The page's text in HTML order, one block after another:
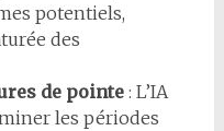
potentiels,
des
de pointe: L’IA
les périodes